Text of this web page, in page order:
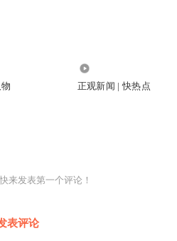
正观新闻 | 快热点
来发表第一个评论！
表评论